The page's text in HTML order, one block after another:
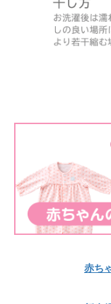
赤ち